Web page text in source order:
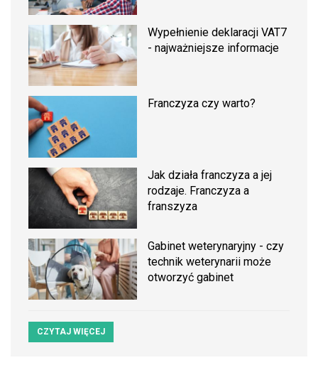
Wypełnienie deklaracji VAT7
- najważniejsze informacje
Franczyza czy warto?
Jak działa franczyza a jej
rodzaje. Franczyza a
franszyza
Gabinet weterynaryjny - czy
technik weterynarii może
otworzyć gabinet
CZYTAJ WIĘCEJ